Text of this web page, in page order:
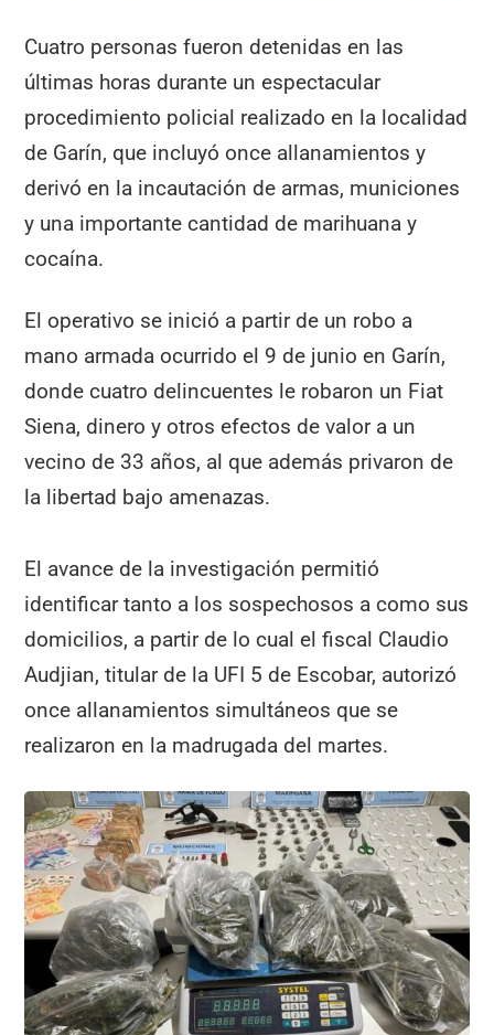
Cuatro personas fueron detenidas en las
últimas horas durante un espectacular
procedimiento policial realizado en la localidad
de Garín, que incluyó once allanamientos y
derivó en la incautación de armas, municiones
y una importante cantidad de marihuana y
cocaína.
El operativo se inició a partir de un robo a
mano armada ocurrido el 9 de junio en Garín,
donde cuatro delincuentes le robaron un Fiat
Siena, dinero y otros efectos de valor a un
vecino de 33 años, al que además privaron de
la libertad bajo amenazas.
El avance de la investigación permitió
identificar tanto a los sospechosos a como sus
domicilios, a partir de lo cual el fiscal Claudio
Audjian, titular de la UFI 5 de Escobar, autorizó
once allanamientos simultáneos que se
realizaron en la madrugada del martes.